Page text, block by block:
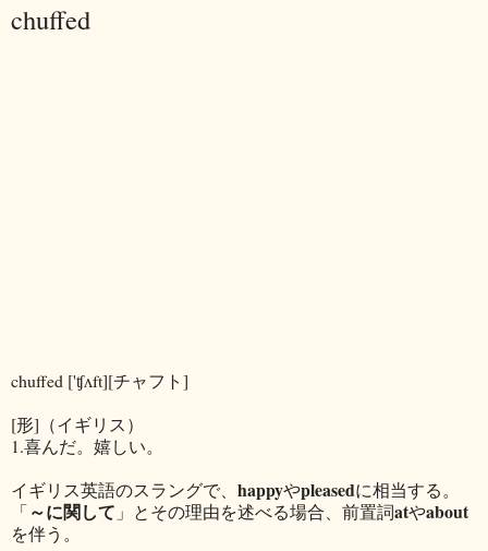
chuffed
chuffed ['ʧʌft][チャフト]
[形]（イギリス）
1.喜んだ。嬉しい。
イギリス英語のスラングで、 happyやpleasedに相当する。
「～に関して 」とその理由を述べる場合、前置詞atやabout
を伴う。